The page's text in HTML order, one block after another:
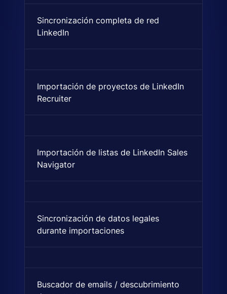
Sincronización completa de red
LinkedIn
Importación de proyectos de LinkedIn
Recruiter
Importación de listas de LinkedIn Sales
Navigator
Sincronización de datos legales
durante importacionesSincroniza el registro de
Buscador de emails / descubrimiento